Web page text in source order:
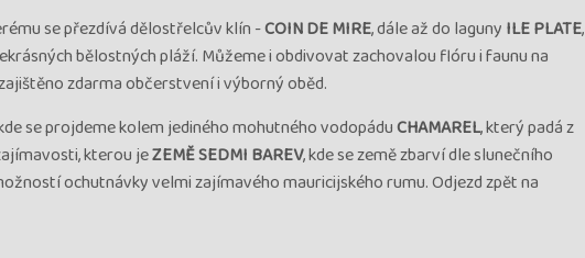
se přezdívá dělostřelcův klín -COIN DE MIRE, dále až do laguny ILE PLATE,
bělostných pláží. Můžeme i obdivovat zachovalou flóru i faunu na
zdarma občerstvení i výborný oběd.
se projdeme kolem jediného mohutného vodopáduCHAMAREL, který padá z
kterou jeZEMĚ SEDMI BAREV, kde se země zbarví dle slunečního
ochutnávky velmi zajímavého mauricijského rumu. Odjezd zpět na